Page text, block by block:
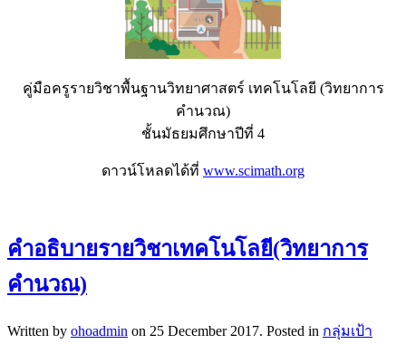
คู่มือครูรายวิชาพื้นฐานวิทยาศาสตร์ เทคโนโลยี (วิทยาการ
คำนวณ)
ชั้นมัธยมศึกษาปีที่ 4
ดาวน์โหลดได้ที่ www.scimath.org
คำอธิบายรายวิชาเทคโนโลยี(วิทยาการ
คำนวณ)
Written by ohoadmin on 25 December 2017. Posted in กลุ่มเป้า